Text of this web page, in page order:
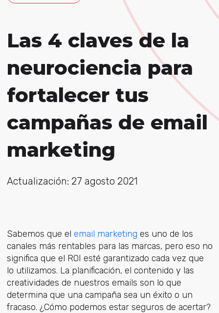
Las 4 claves de la
neurociencia para
fortalecer tus
campañas de email
marketing
Actualización: 27 agosto 2021
Sabemos que el email marketing es uno de los
canales más rentables para las marcas, pero eso no
significa que el ROI esté garantizado cada vez que
lo utilizamos. La planificación, el contenido y las
creatividades de nuestros emails son lo que
determina que una campaña sea un éxito o un
fracaso. ¿Cómo podemos estar seguros de acertar?